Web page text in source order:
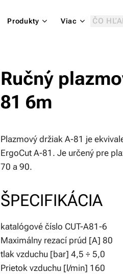
Produkty Viac
Ručný
81 6m
Plazmový držiak A-81 je
ErgoCut A-81. Je určený pre
70 a 90.
ŠPECIFIKÁCIA
katalógové číslo CUT-A81-6
Maximálny rezací prúd [A] 80
tlak vzduchu [bar] 4,5 ÷ 5,0
Prietok vzduchu [l/min] 160